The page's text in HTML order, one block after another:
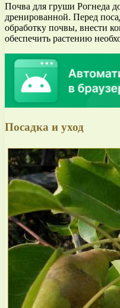
Почва для груши Рогнеда
дренированной. Перед
обработку почвы, внести
обеспечить растению
Посадка и уход